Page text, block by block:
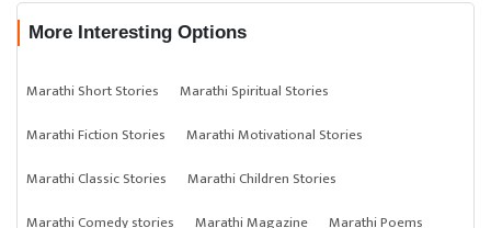
More Interesting Options
Marathi Short Stories
Marathi Spiritual Stories
Marathi Fiction Stories
Marathi Motivational Stories
Marathi Classic Stories
Marathi Children Stories
Marathi Comedy stories
Marathi Magazine
Marathi Poems